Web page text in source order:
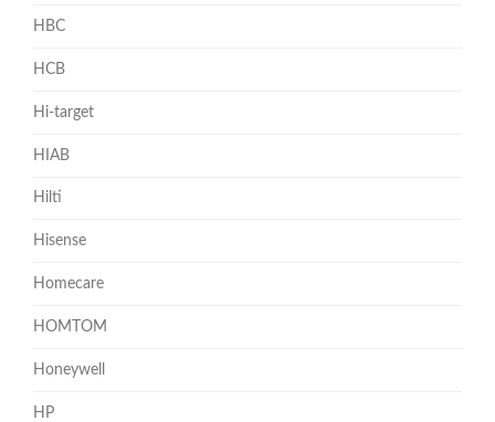
HBC
HCB
Hi-target
HIAB
Hilti
Hisense
Homecare
HOMTOM
Honeywell
HP